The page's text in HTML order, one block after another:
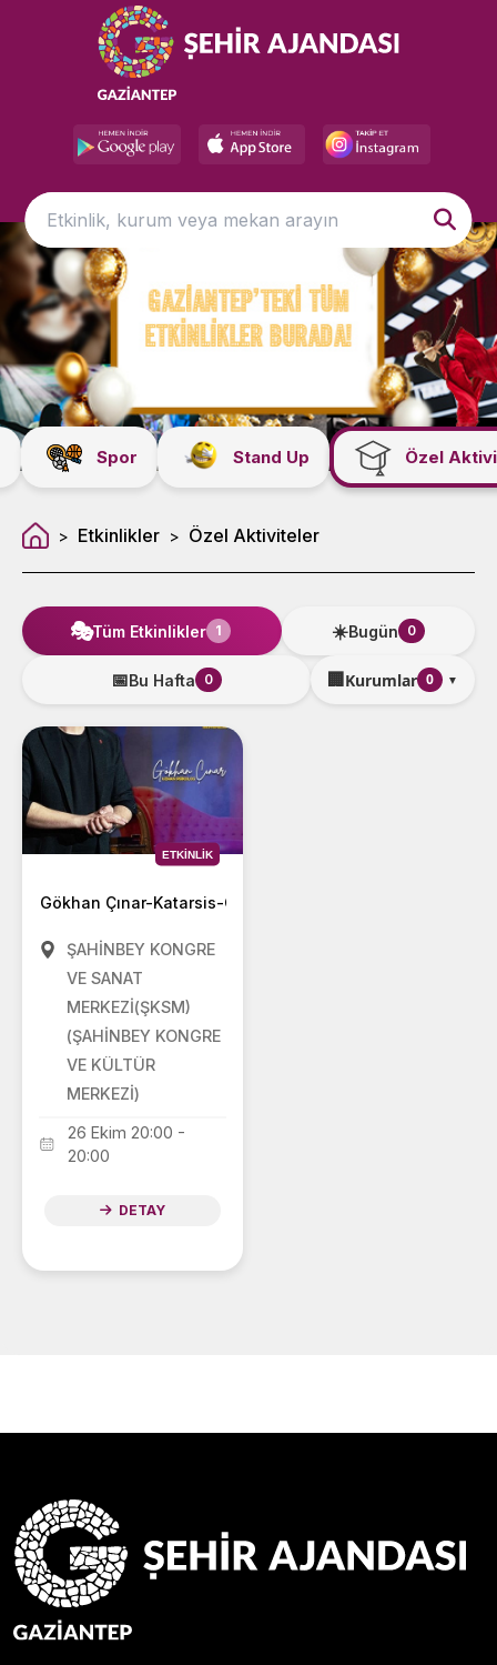
Spor Stand Up Özel
> Etkinlikler > Özel Aktiviteler
🎭Tüm Etkinlikler 1 ☀️Bugün 0
📅Bu Hafta 0 🏢Kurumlar 0 ▼
ETKINLIK
Gökhan Çınar-Katarsis-Gel Yeniden Başlayalım
ŞAHİNBEY KONGRE
VE SANAT
MERKEZİ(ŞKSM)
(ŞAHİNBEY KONGRE
VE KÜLTÜR
MERKEZİ)
26 Ekim 20:00 -
20:00
DETAY